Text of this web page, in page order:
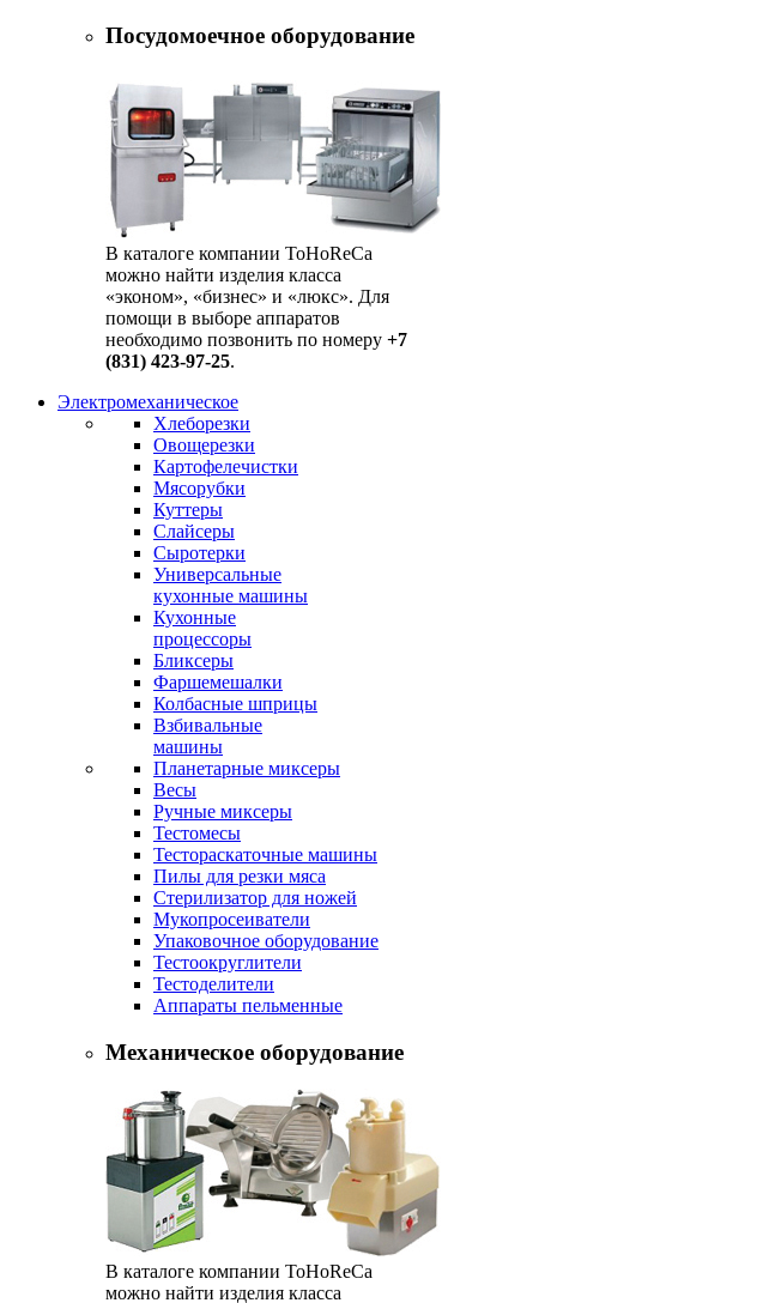
Посудомоечное оборудование
В каталоге компании ToHoReCa
можно найти изделия класса
«эконом», «бизнес» и «люкс». Для
помощи в выборе аппаратов
необходимо позвонить по номеру +7
(831) 423-97-25.
Электромеханическое
Хлеборезки
Овощерезки
Картофелечистки
Мясорубки
Куттеры
Слайсеры
Сыротерки
Универсальные
кухонные машины
Кухонные
процессоры
Бликсеры
Фаршемешалки
Колбасные шприцы
Взбивальные
машины
Планетарные миксеры
Весы
Ручные миксеры
Тестомесы
Тестораскаточные машины
Пилы для резки мяса
Стерилизатор для ножей
Мукопросеиватели
Упаковочное оборудование
Тестоокруглители
Тестоделители
Аппараты пельменные
Механическое оборудование
В каталоге компании ToHoReCa
можно найти изделия класса